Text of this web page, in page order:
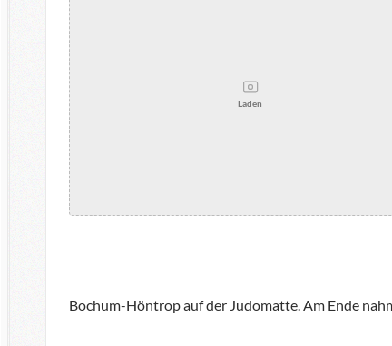
Laden
Bochum-Höntrop auf der Judomatte. Am Ende